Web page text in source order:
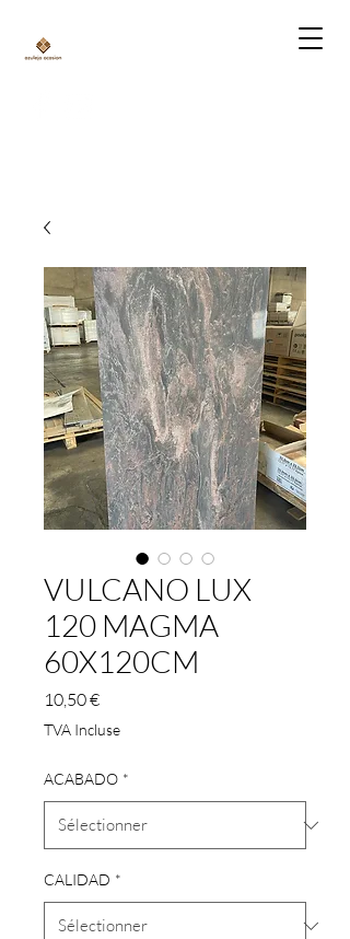
VULCANO LUX
120 MAGMA
60X120CM
10,50 €Prix
TVA Incluse
ACABADO *
CALIDAD *